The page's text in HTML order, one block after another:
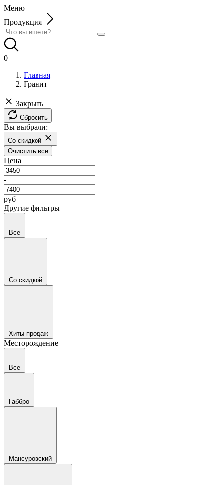
Меню
Продукция
0
Главная
Гранит
Закрыть
Сбросить
Вы выбрали:
Со скидкой
Очистить все
Цена
-
руб
Другие фильтры
Все
Со скидкой
Хиты продаж
Месторождение
Все
Габбро
Мансуровский